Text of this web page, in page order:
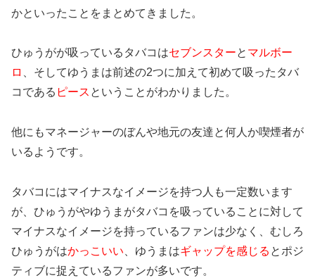
かといったことをまとめてきました。
ひゅうがが吸っているタバコはセブンスターと マルボー
ロ 、そしてゆうまは前述の2つに加えて初めて吸ったタバ
コである ピース ということがわかりました。
他にもマネージャーのぼんや地元の友達と何人か喫煙者が
いるようです。
タバコにはマイナスなイメージを持つ人も一定数います
が、ひゅうがやゆうまがタバコを吸っていることに対して
マイナスなイメージを持っているファンは少なく、むしろ
ひゅうがはかっこいい ゆうまはギャップを感じる とポジ
ティブに捉えているファンが多いです。